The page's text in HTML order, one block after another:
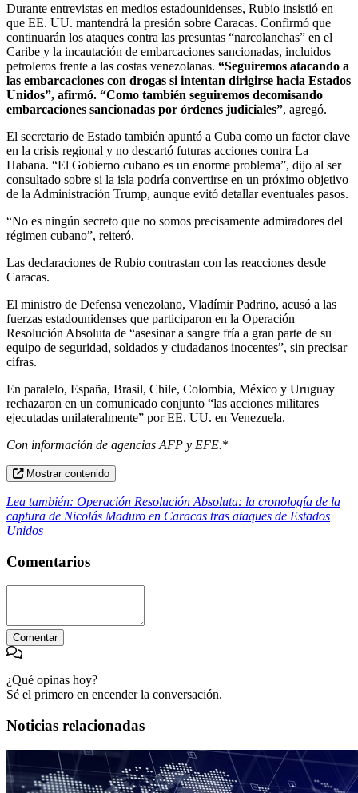
Durante entrevistas en medios estadounidenses, Rubio insistió en
que EE. UU. mantendrá la presión sobre Caracas. Confirmó que
continuarán los ataques contra las presuntas “narcolanchas” en el
Caribe y la incautación de embarcaciones sancionadas, incluidos
petroleros frente a las costas venezolanas. “Seguiremos atacando a
las embarcaciones con drogas si intentan dirigirse hacia Estados
Unidos”, afirmó. “Como también seguiremos decomisando
embarcaciones sancionadas por órdenes judiciales”, agregó.
El secretario de Estado también apuntó a Cuba como un factor clave
en la crisis regional y no descartó futuras acciones contra La
Habana. “El Gobierno cubano es un enorme problema”, dijo al ser
consultado sobre si la isla podría convertirse en un próximo objetivo
de la Administración Trump, aunque evitó detallar eventuales pasos.
“No es ningún secreto que no somos precisamente admiradores del
régimen cubano”, reiteró.
Las declaraciones de Rubio contrastan con las reacciones desde
Caracas.
El ministro de Defensa venezolano, Vladímir Padrino, acusó a las
fuerzas estadounidenses que participaron en la Operación
Resolución Absoluta de “asesinar a sangre fría a gran parte de su
equipo de seguridad, soldados y ciudadanos inocentes”, sin precisar
cifras.
En paralelo, España, Brasil, Chile, Colombia, México y Uruguay
rechazaron en un comunicado conjunto “las acciones militares
ejecutadas unilateralmente” por EE. UU. en Venezuela.
Con información de agencias AFP y EFE.*
Mostrar contenido
Lea también: Operación Resolución Absoluta: la cronología de la
captura de Nicolás Maduro en Caracas tras ataques de Estados
Unidos
Comentarios
Comentar
¿Qué opinas hoy?
Sé el primero en encender la conversación.
Noticias relacionadas